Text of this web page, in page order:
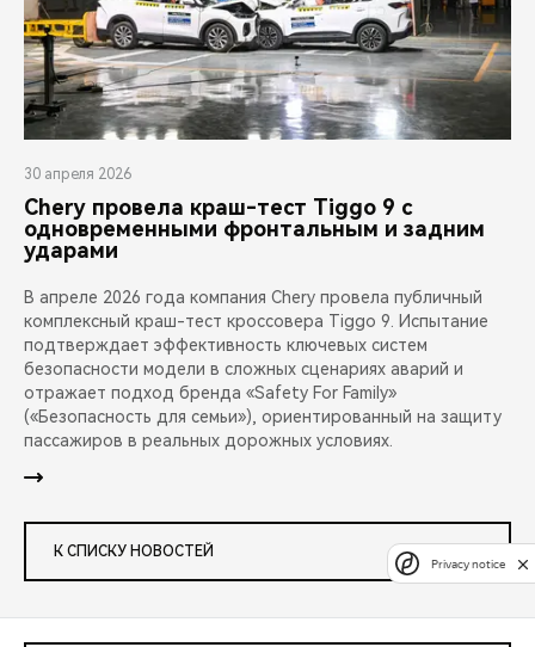
30 апреля 2026
Chery провела краш-тест Tiggo 9 с
одновременными фронтальным и задним
ударами
В апреле 2026 года компания Chery провела публичный
комплексный краш-тест кроссовера Tiggo 9. Испытание
подтверждает эффективность ключевых систем
безопасности модели в сложных сценариях аварий и
отражает подход бренда «Safety For Family»
(«Безопасность для семьи»), ориентированный на защиту
пассажиров в реальных дорожных условиях.
К СПИСКУ НОВОСТЕЙ
Privacy notice